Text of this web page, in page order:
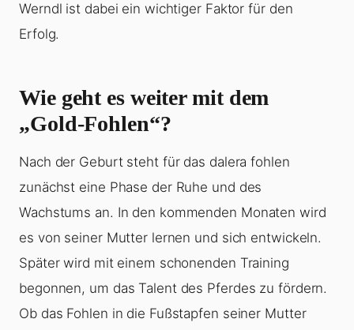
Werndl ist dabei ein wichtiger Faktor für den
Erfolg.
Wie geht es weiter mit dem
„Gold-Fohlen“?
Nach der Geburt steht für das dalera fohlen
zunächst eine Phase der Ruhe und des
Wachstums an. In den kommenden Monaten wird
es von seiner Mutter lernen und sich entwickeln.
Später wird mit einem schonenden Training
begonnen, um das Talent des Pferdes zu fördern.
Ob das Fohlen in die Fußstapfen seiner Mutter